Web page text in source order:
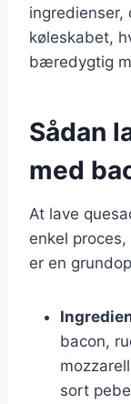
køleskabet,
bæredygtig
Sådan
med
At lave
enkel
er en
bacon,
sort